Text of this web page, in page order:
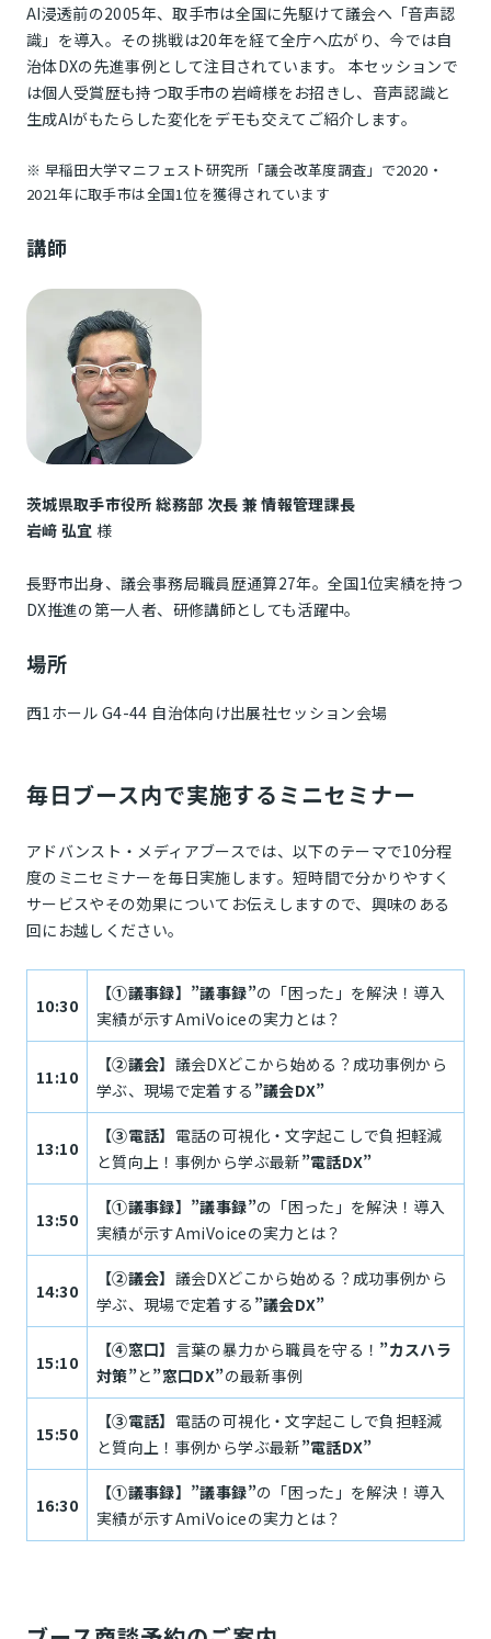
AI浸透前の2005年、取手市は全国に先駆けて議会へ「音声認
識」を導入。その挑戦は20年を経て全庁へ広がり、今では自
治体DXの先進事例として注目されています。 本セッションで
は個人受賞歴も持つ取手市の岩﨑様をお招きし、音声認識と
生成AIがもたらした変化をデモも交えてご紹介します。
※ 早稲田大学マニフェスト研究所「議会改革度調査」で2020・
2021年に取手市は全国1位を獲得されています
講師
茨城県取手市役所 総務部 次長 兼 情報管理課長
岩﨑 弘宜 様
長野市出身、議会事務局職員歴通算27年。全国1位実績を持つ
DX推進の第一人者、研修講師としても活躍中。
場所
西1ホール G4-44 自治体向け出展社セッション会場
毎日ブース内で実施するミニセミナー
アドバンスト・メディアブースでは、以下のテーマで10分程
度のミニセミナーを毎日実施します。短時間で分かりやすく
サービスやその効果についてお伝えしますので、興味のある
回にお越しください。
10:30
【①議事録】”議事録”の「困った」を解決！導入
実績が示すAmiVoiceの実力とは？
11:10
【②議会】 議会DXどこから始める？成功事例から
学ぶ、現場で定着する ”議会DX”
13:10
【③電話】 電話の可視化・文字起こしで負担軽減
と質向上！事例から学ぶ最新”電話DX”
13:50
【①議事録】”議事録”の「困った」を解決！導入
実績が示すAmiVoiceの実力とは？
14:30
【②議会】 議会DXどこから始める？成功事例から
学ぶ、現場で定着する ”議会DX”
15:10
【④窓口】 言葉の暴力から職員を守る！ ”カスハラ
対策”と”窓口DX”の最新事例
15:50
【③電話】 電話の可視化・文字起こしで負担軽減
と質向上！事例から学ぶ最新”電話DX”
16:30
【①議事録】”議事録”の「困った」を解決！導入
実績が示すAmiVoiceの実力とは？